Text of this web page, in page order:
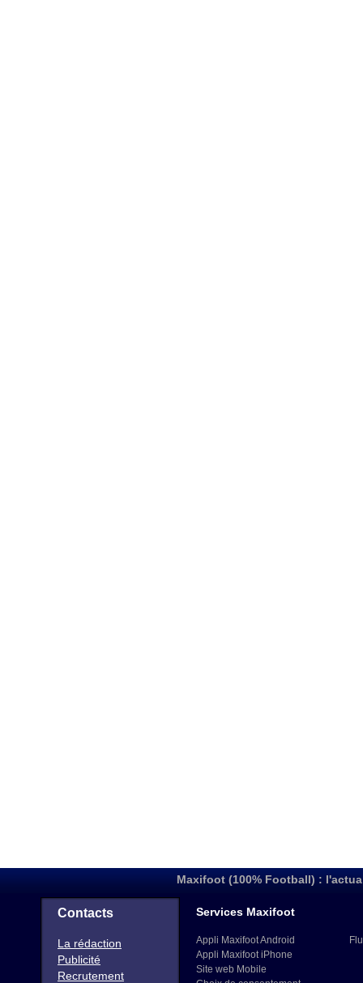
Maxifoot (100% Football) :
Contacts
La rédaction
Publicité
Recrutement
Services Maxifoot
Appli Maxifoot Android
Appli Maxifoot iPhone
Site web Mobile